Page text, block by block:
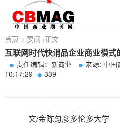
首页 > 要闻>正文
互联网时代快消品企业商业模式
责任编辑：新商业 来源: 中国
10:17:29
339
文/金陈匀彦多伦多大学